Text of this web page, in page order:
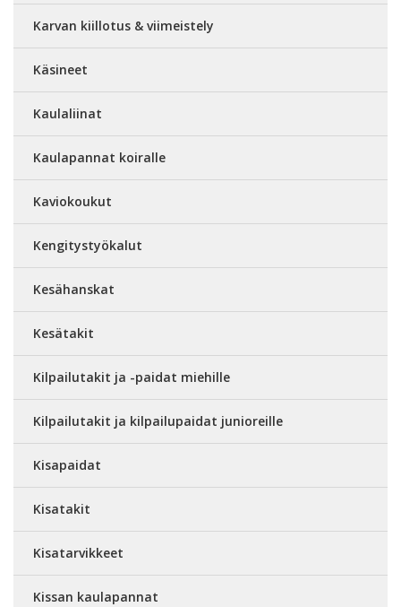
Karvan kiillotus & viimeistely
Käsineet
Kaulaliinat
Kaulapannat koiralle
Kaviokoukut
Kengitystyökalut
Kesähanskat
Kesätakit
Kilpailutakit ja -paidat miehille
Kilpailutakit ja kilpailupaidat junioreille
Kisapaidat
Kisatakit
Kisatarvikkeet
Kissan kaulapannat